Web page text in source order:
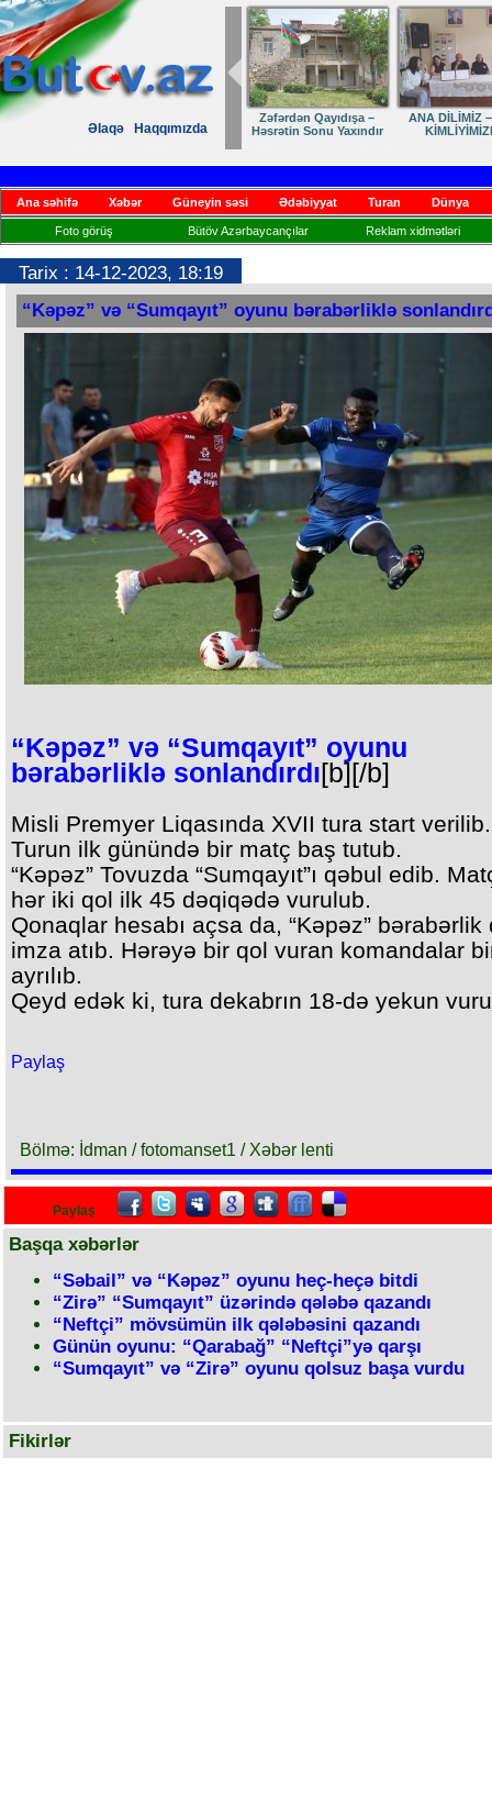
Əlaqə Haqqımızda
Zəfərdən Qayıdışa –
Həsrətin Sonu Yaxındır
ANA DİLİMİZ
Ana səhifə Xəbər Güneyin səsi Ədəbiyyat Turan Dünya
Foto görüş Bütöv Azərbaycançılar Reklam xidmətləri
Tarix : 14-12-2023, 18:19
“Kəpəz” və “Sumqayıt” oyunu bərabərliklə
“Kəpəz” və “Sumqayıt” oyunu
bərabərliklə sonlandırdı[b][/b]
Misli Premyer Liqasında XVII tura start verilib.
Turun ilk günündə bir matç baş tutub.
“Kəpəz” Tovuzda “Sumqayıt”ı qəbul edib.
hər iki qol ilk 45 dəqiqədə vurulub.
Qonaqlar hesabı açsa da, “Kəpəz” bərabərlik
imza atıb. Hərəyə bir qol vuran komandalar
ayrılıb.
Qeyd edək ki, tura dekabrın 18-də yekun
Paylaş
Bölmə: İdman / fotomanset1 / Xəbər lenti
Paylaş
Başqa xəbərlər
“Səbail” və “Kəpəz” oyunu heç-heçə bitdi
“Zirə” “Sumqayıt” üzərində qələbə qazandı
“Neftçi” mövsümün ilk qələbəsini qazandı
Günün oyunu: “Qarabağ” “Neftçi”yə qarşı
“Sumqayıt” və “Zirə” oyunu qolsuz başa vurdu
Fikirlər